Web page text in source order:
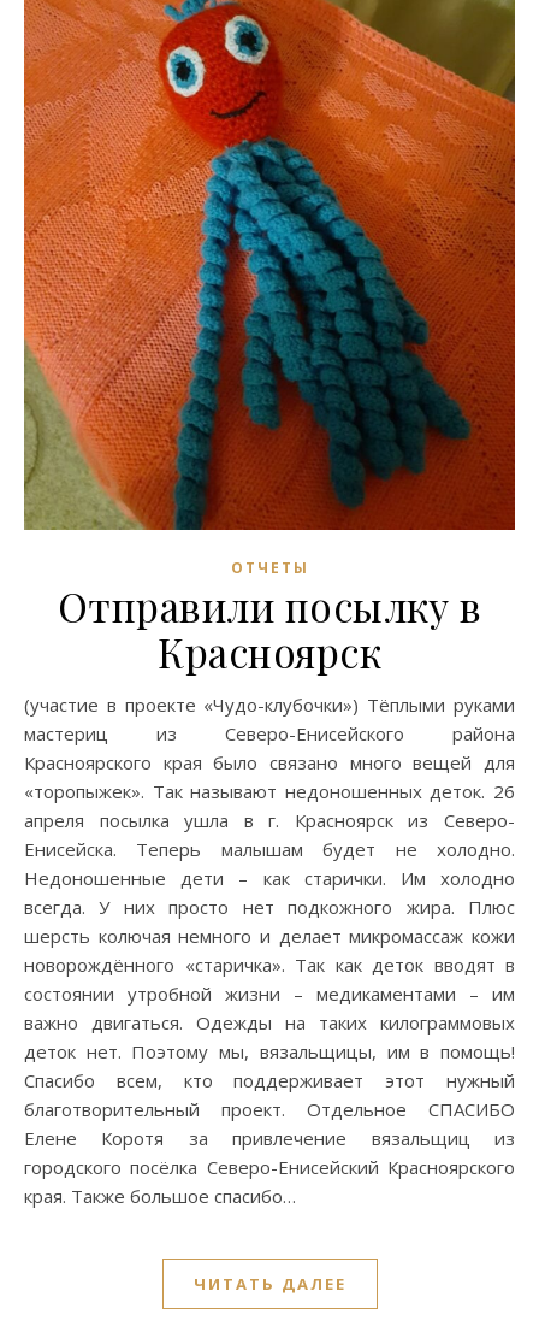
ОТЧЕТЫ
Отправили посылку в
Красноярск
(участие в проекте «Чудо-клубочки») Тёплыми руками
мастериц из Северо-Енисейского района
Красноярского края было связано много вещей для
«торопыжек». Так называют недоношенных деток. 26
апреля посылка ушла в г. Красноярск из Северо-
Енисейска. Теперь малышам будет не холодно.
Недоношенные дети – как старички. Им холодно
всегда. У них просто нет подкожного жира. Плюс
шерсть колючая немного и делает микромассаж кожи
новорождённого «старичка». Так как деток вводят в
состоянии утробной жизни – медикаментами – им
важно двигаться. Одежды на таких килограммовых
деток нет. Поэтому мы, вязальщицы, им в помощь!
Спасибо всем, кто поддерживает этот нужный
благотворительный проект. Отдельное СПАСИБО
Елене Коротя за привлечение вязальщиц из
городского посёлка Северо-Енисейский Красноярского
края. Также большое спасибо…
ЧИТАТЬ ДАЛЕЕ